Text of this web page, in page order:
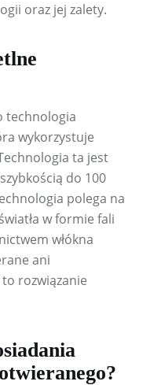
oraz jej zalety.
technologia
wykorzystuje
ta jest
do 100
polega na
w formie fali
włókna
ani
rozwiązanie